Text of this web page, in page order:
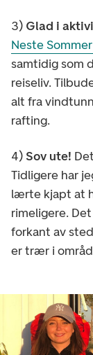
3) Glad i
Neste Sommer
samtidig som
reiseliv.
alt fra
rafting.
4) Sov ute!
Tidligere har
lærte kjapt at
rimeligere.
forkant av
er trær i